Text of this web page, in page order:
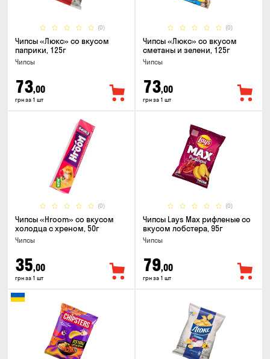
(0)
Чипсы «Люкс» со вкусом
паприки, 125г
Чипсы
73,00
грн за 1 шт
(0)
Чипсы «Люкс» со вкусом
сметаны и зелени, 125г
Чипсы
73,00
грн за 1 шт
(0)
Чипсы «Hroom» со вкусом
холодца с хреном, 50г
Чипсы
35,00
грн за 1 шт
(0)
Чипсы Lays Max рифленые со
вкусом лобстера, 95г
Чипсы
79,00
грн за 1 шт